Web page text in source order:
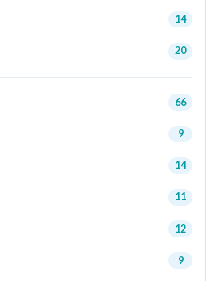
14
20
66
9
14
11
12
9